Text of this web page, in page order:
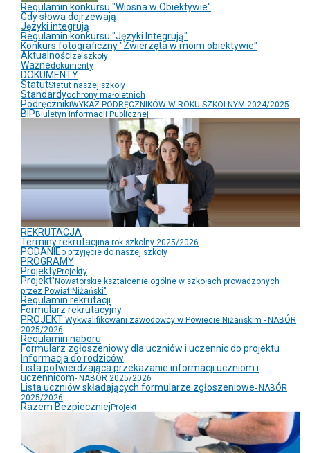
Regulamin konkursu "Wiosna w Obiektywie"
Gdy słowa dojrzewają
Języki integrują
Regulamin konkursu "Języki Integrują"
Konkurs fotograficzny "Zwierzęta w moim obiektywie"
Aktualnościze szkoły
Ważnedokumenty
DOKUMENTY
StatutStatut naszej szkoły
Standardyochrony małoletnich
PodręcznikiWYKAZ PODRĘCZNIKÓW W ROKU SZKOLNYM 2024/2025
BIPBiuletyn Informacji Publicznej
REKRUTACJA
Terminy rekrutacjina rok szkolny 2025/2026
PODANIEo przyjęcie do naszej szkoły
PROGRAMY
ProjektyProjekty
Projekt"Nowatorskie kształcenie ogólne w szkołach prowadzonych
przez Powiat Niżański"
Regulamin rekrutacji
Formularz rekrutacyjny
PROJEKT Wykwalifikowani zawodowcy w Powiecie Niżańskim - NABÓR
2025/2026
Regulamin naboru
Formularz zgłoszeniowy dla uczniów i uczennic do projektu
Informacja do rodziców
Lista potwierdzająca przekazanie informacji uczniom i
uczennicom- NABÓR 2025/2026
Lista uczniów składających formularze zgłoszeniowe- NABÓR
2025/2026
Razem Bezpieczniej Projekt